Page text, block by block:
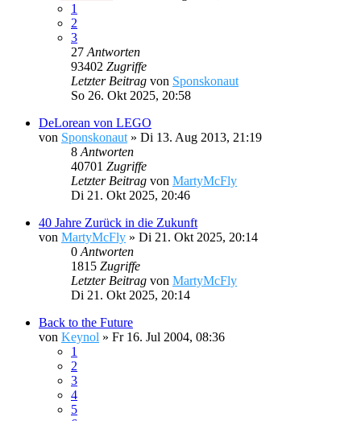
1
2
3
27 Antworten
93402 Zugriffe
Letzter Beitrag von Sponskonaut
So 26. Okt 2025, 20:58
DeLorean von LEGO
von Sponskonaut » Di 13. Aug 2013, 21:19
8 Antworten
40701 Zugriffe
Letzter Beitrag von MartyMcFly
Di 21. Okt 2025, 20:46
40 Jahre Zurück in die Zukunft
von MartyMcFly » Di 21. Okt 2025, 20:14
0 Antworten
1815 Zugriffe
Letzter Beitrag von MartyMcFly
Di 21. Okt 2025, 20:14
Back to the Future
von Keynol » Fr 16. Jul 2004, 08:36
1
2
3
4
5